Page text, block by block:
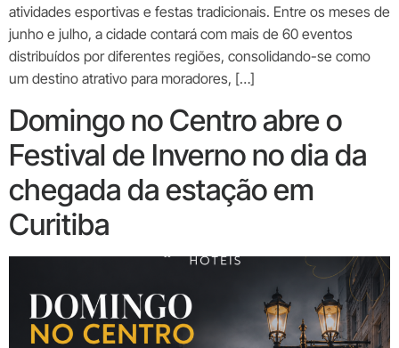
atividades esportivas e festas tradicionais. Entre os meses de
junho e julho, a cidade contará com mais de 60 eventos
distribuídos por diferentes regiões, consolidando-se como
um destino atrativo para moradores, […]
Domingo no Centro abre o
Festival de Inverno no dia da
chegada da estação em
Curitiba